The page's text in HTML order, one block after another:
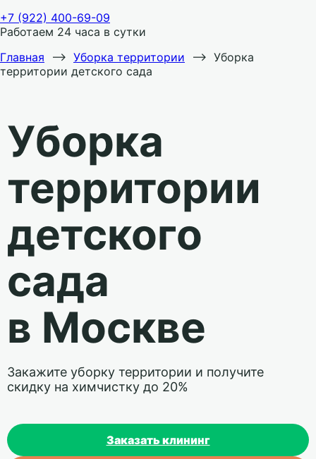
+7 (922) 400-69-09
Работаем 24 часа в сутки
Главная ⟶ Уборка территории ⟶ Уборка
территории детского сада
Уборка
территории
детского
сада
в Москве
Закажите уборку территории и получите
скидку на химчистку до 20%
Заказать клининг